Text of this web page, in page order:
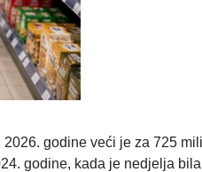
godine veći je za 725
godine, kada je nedjelja